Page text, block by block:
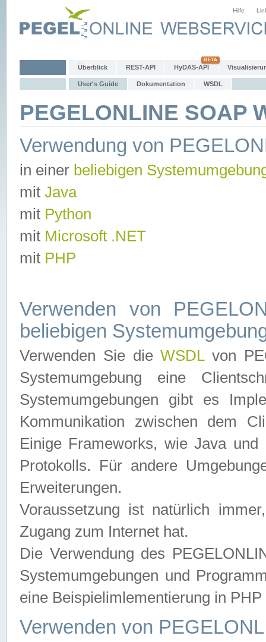
Hilfe
Überblick REST-API HyDAS-API
User's Guide Dokumentation WSDL
PEGELONLINE SOAP
Verwendung von
in einer beliebigen
mit Java
mit Python
mit Microsoft .NET
mit PHP
Verwenden von
beliebigen
Verwenden Sie dieWSDLvon
Systemumgebung eine
Systemumgebungen gibt es
Kommunikation zwischen dem
Einige Frameworks, wie Java
Protokolls. Für andere
Erweiterungen.
Voraussetzung ist natürlich
Zugang zum Internet hat.
Die Verwendung des
Systemumgebungen und
eine Beispielimlementierung in
Verwenden von